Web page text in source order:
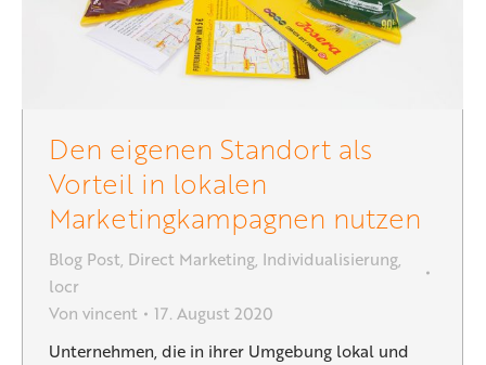
Den eigenen Standort als
Vorteil in lokalen
Marketingkampagnen nutzen
Blog Post, Direct Marketing, Individualisierung,
locr
Von vincent
17. August 2020
Unternehmen, die in ihrer Umgebung lokal und